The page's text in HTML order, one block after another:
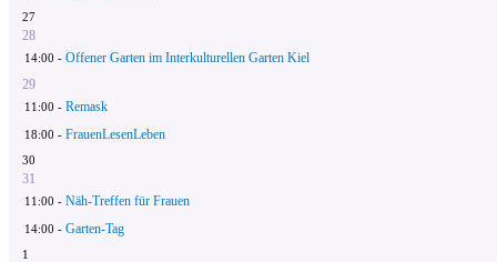
27
28
14:00 - Offener Garten im Interkulturellen Garten Kiel
29
11:00 - Remask
18:00 - FrauenLesenLeben
30
31
11:00 - Näh-Treffen für Frauen
14:00 - Garten-Tag
1